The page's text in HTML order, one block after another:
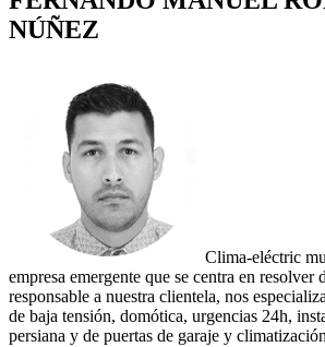
NÚÑEZ
Clima-eléctric
empresa emergente que se centra en resolver
responsable a nuestra clientela, nos
de baja tensión, domótica, urgencias 24h,
persiana y de puertas de garaje y